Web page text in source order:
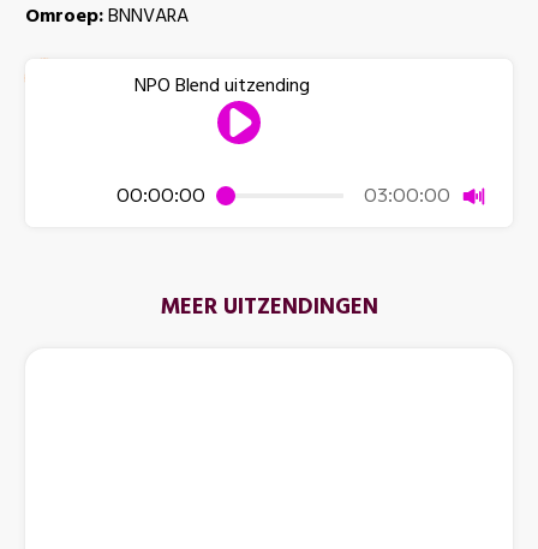
Omroep: BNNVARA
00:00:00 03:00:00 Dempen
NPO Blend uitzending
MEER UITZENDINGEN